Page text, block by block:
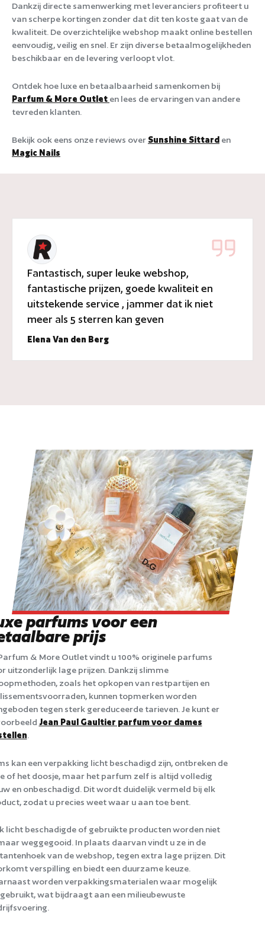
Dankzij directe samenwerking met leveranciers profiteert u
van scherpe kortingen zonder dat dit ten koste gaat van de
kwaliteit. De overzichtelijke webshop maakt online bestellen
eenvoudig, veilig en snel. Er zijn diverse betaalmogelijkheden
beschikbaar en de levering verloopt vlot.
Ontdek hoe luxe en betaalbaarheid samenkomen bij
Parfum & More Outlet en lees de ervaringen van andere
tevreden klanten.
Bekijk ook eens onze reviews over Sunshine Sittard en
Magic Nails
Fantastisch, super leuke webshop,
fantastische prijzen, goede kwaliteit en
uitstekende service , jammer dat ik niet
meer als 5 sterren kan geven
Elena Van den Berg
parfums voor een
prijs
& More Outlet vindt u 100% originele parfums
uitzonderlijk lage prijzen. Dankzij slimme
zoals het opkopen van restpartijen en
kunnen topmerken worden
tegen sterk gereduceerde tarieven. Je kunt er
Jean Paul Gaultier parfum voor dames
kan een verpakking licht beschadigd zijn, ontbreken de
of het doosje, maar het parfum zelf is altijd volledig
en onbeschadigd. Dit wordt duidelijk vermeld bij elk
zodat u precies weet waar u aan toe bent.
licht beschadigde of gebruikte producten worden niet
weggegooid. In plaats daarvan vindt u ze in de
van de webshop, tegen extra lage prijzen. Dit
verspilling en biedt een duurzame keuze.
worden verpakkingsmaterialen waar mogelijk
wat bijdraagt aan een milieubewuste